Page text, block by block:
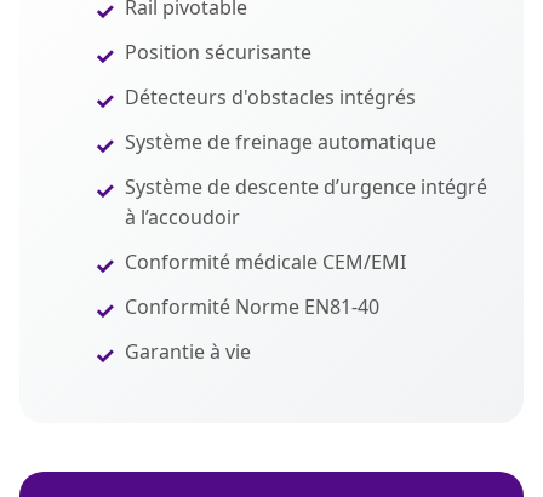
Rail pivotable
Position sécurisante
Détecteurs d'obstacles intégrés
Système de freinage automatique
Système de descente d’urgence intégré
à l’accoudoir
Conformité médicale CEM/EMI
Conformité Norme EN81-40
Garantie à vie